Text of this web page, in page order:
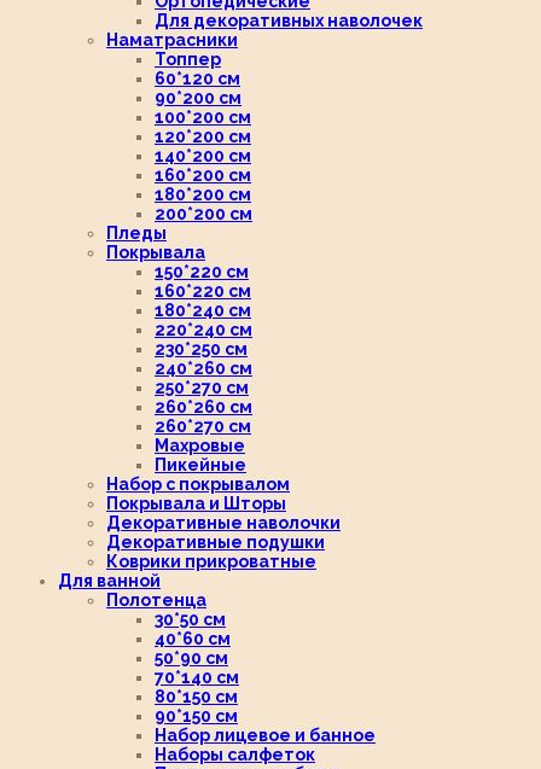
Для декоративных наволочек
Наматрасники
Топпер
60*120 см
90*200 см
100*200 см
120*200 см
140*200 см
160*200 см
180*200 см
200*200 см
Пледы
Покрывала
150*220 см
160*220 см
180*240 см
220*240 см
230*250 см
240*260 см
250*270 см
260*260 см
260*270 см
Махровые
Пикейные
Набор с покрывалом
Покрывала и Шторы
Декоративные наволочки
Декоративные подушки
Коврики прикроватные
Для ванной
Полотенца
30*50 см
40*60 см
50*90 см
70*140 см
80*150 см
90*150 см
Набор лицевое и банное
Наборы салфеток